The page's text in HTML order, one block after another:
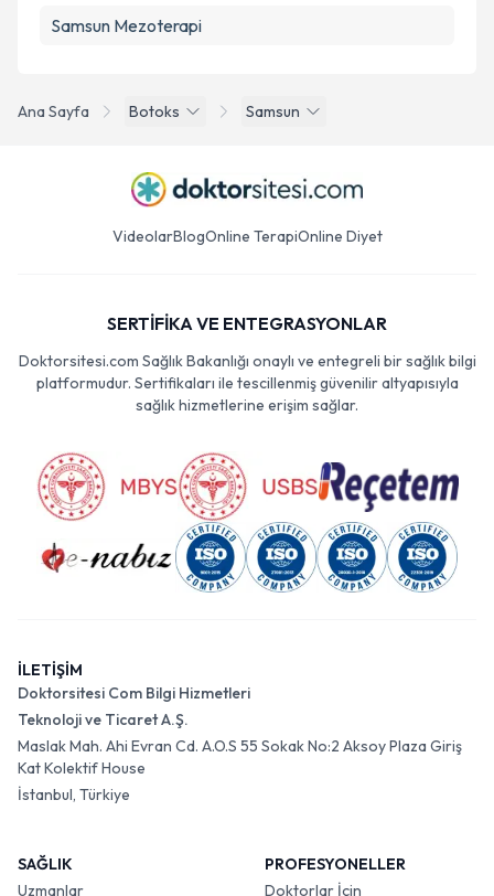
Ana Sayfa Botoks Samsun
Samsun Mezoterapi
VideolarBlogOnline TerapiOnline Diyet
SERTİFİKA VE ENTEGRASYONLAR
Doktorsitesi.com Sağlık Bakanlığı onaylı ve entegreli bir sağlık bilgi
platformudur. Sertifikaları ile tescillenmiş güvenilir altyapısıyla
sağlık hizmetlerine erişim sağlar.
İLETİŞİM
Doktorsitesi Com Bilgi Hizmetleri
Teknoloji ve Ticaret A.Ş.
Maslak Mah. Ahi Evran Cd. A.O.S 55 Sokak No:2 Aksoy Plaza Giriş
Kat Kolektif House
İstanbul, Türkiye
SAĞLIK
Uzmanlar
PROFESYONELLER
Doktorlar İçin